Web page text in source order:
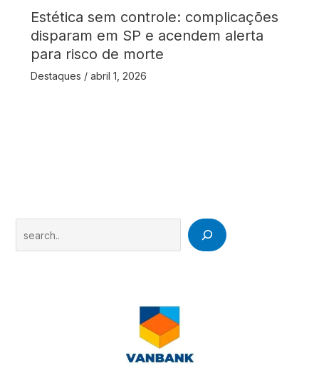
Estética sem controle: complicações
disparam em SP e acendem alerta
para risco de morte
Destaques / abril 1, 2026